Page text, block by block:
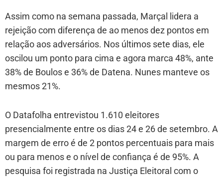
Assim como na semana passada, Marçal lidera a
rejeição com diferença de ao menos dez pontos em
relação aos adversários. Nos últimos sete dias, ele
oscilou um ponto para cima e agora marca 48%, ante
38% de Boulos e 36% de Datena. Nunes manteve os
mesmos 21%.
O Datafolha entrevistou 1.610 eleitores
presencialmente entre os dias 24 e 26 de setembro. A
margem de erro é de 2 pontos percentuais para mais
ou para menos e o nível de confiança é de 95%. A
pesquisa foi registrada na Justiça Eleitoral com o